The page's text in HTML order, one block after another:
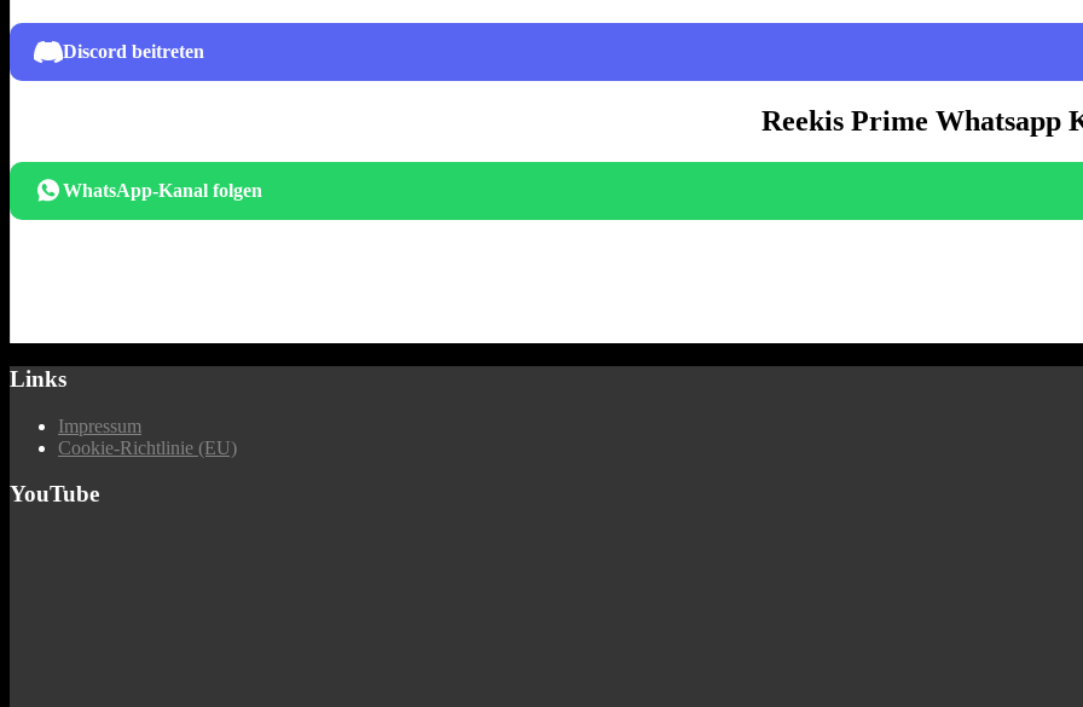
Discord beitreten
Reekis Prime Whatsapp
WhatsApp-Kanal folgen
Links
Impressum
Cookie-Richtlinie (EU)
YouTube